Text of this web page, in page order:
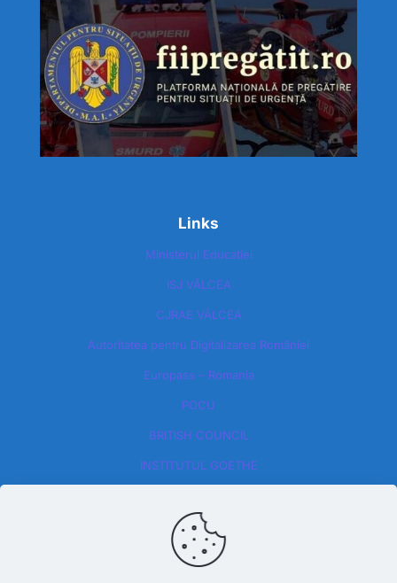
Links
Ministerul Educatiei
ISJ VÂLCEA
CJRAE VÂLCEA
Autoritatea pentru Digitalizarea României​
Europass – Romania
POCU
BRITISH COUNCIL
INSTITUTUL GOETHE